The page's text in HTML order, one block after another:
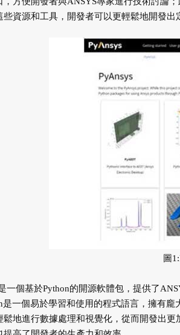
些資源和工具，開發者可以更輕鬆地開發出
圖
一個基於Python的開源軟體包，提供了
是一個易於學習和使用的程式語言，擁有
鬆地進行數據處理和視覺化，從而開發出